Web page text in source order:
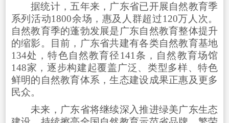
据统计，五年来，广东省已开展自然教育季
系列活动1800余场，惠及人群超过120万人次。
自然教育季的蓬勃发展是广东自然教育整体提升
的缩影。目前，广东省共建有各类自然教育基地
134处，特色自然教育径141条，自然教育场馆
148家，逐步构建起覆盖广泛、类型多样、特色
鲜明的自然教育体系，生态建设成果正惠及更多
民众。
未来，广东省将继续深入推进绿美广东生态